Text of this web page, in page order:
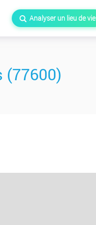
Analyser un lieu de vie
(77600)